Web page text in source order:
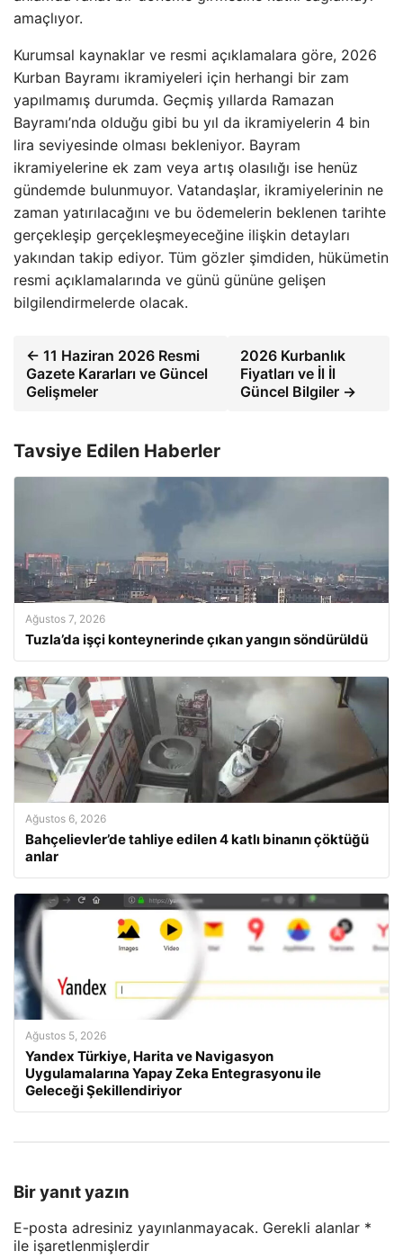
amaçlıyor.
Kurumsal kaynaklar ve resmi açıklamalara göre, 2026
Kurban Bayramı ikramiyeleri için herhangi bir zam
yapılmamış durumda. Geçmiş yıllarda Ramazan
Bayramı’nda olduğu gibi bu yıl da ikramiyelerin 4 bin
lira seviyesinde olması bekleniyor. Bayram
ikramiyelerine ek zam veya artış olasılığı ise henüz
gündemde bulunmuyor. Vatandaşlar, ikramiyelerinin ne
zaman yatırılacağını ve bu ödemelerin beklenen tarihte
gerçekleşip gerçekleşmeyeceğine ilişkin detayları
yakından takip ediyor. Tüm gözler şimdiden, hükümetin
resmi açıklamalarında ve günü gününe gelişen
bilgilendirmelerde olacak.
← 11 Haziran 2026 Resmi
Gazete Kararları ve Güncel
Gelişmeler
2026 Kurbanlık
Fiyatları ve İl İl
Güncel Bilgiler →
Tavsiye Edilen Haberler
Ağustos 7, 2026
Tuzla’da işçi konteynerinde çıkan yangın söndürüldü
Ağustos 6, 2026
Bahçelievler’de tahliye edilen 4 katlı binanın çöktüğü
anlar
Ağustos 5, 2026
Yandex Türkiye, Harita ve Navigasyon
Uygulamalarına Yapay Zeka Entegrasyonu ile
Geleceği Şekillendiriyor
Bir yanıt yazın
E-posta adresiniz yayınlanmayacak. Gerekli alanlar *
ile işaretlenmişlerdir